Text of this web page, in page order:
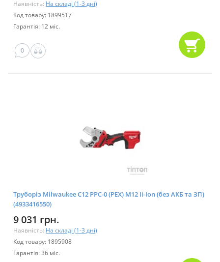
Наявність: На складі (1-3 дні)
Код товару: 1899517
Гарантія: 12 міс.
0
Труборіз Milwaukee C12 PPC-0 (РЕХ) М12 Ii-Ion (без АКБ та ЗП)
(4933416550)
9 031 грн.
Наявність: На складі (1-3 дні)
Код товару: 1895908
Гарантія: 36 міс.